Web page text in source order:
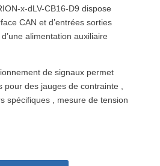
x-dLV-CB16-D9 dispose
CAN et d’entrées sorties
alimentation auxiliaire
de signaux permet
pour des jauges de contrainte ,
spécifiques , mesure de tension